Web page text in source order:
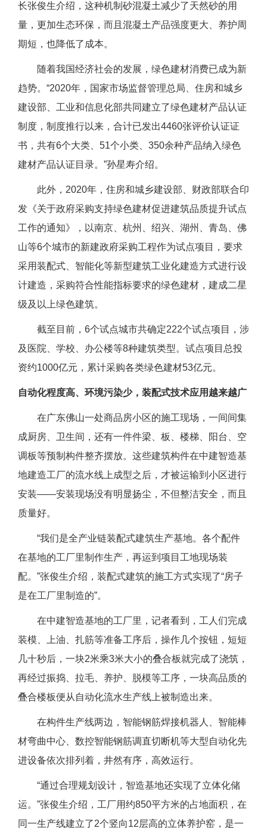
长张俊生介绍，这种机制砂混凝土减少了天然砂的用
量，更加生态环保，而且混凝土产品强度更大、养护周
期短，也降低了成本。
随着我国经济社会的发展，绿色建材消费已成为新
趋势。“2020年，国家市场监督管理总局、住房和城乡
建设部、工业和信息化部共同建立了绿色建材产品认证
制度，制度推行以来，合计已发出4460张评价认证证
书，共有6个大类、51个小类、350余种产品纳入绿色
建材产品认证目录。”孙星寿介绍。
此外，2020年，住房和城乡建设部、财政部联合印
发《关于政府采购支持绿色建材促进建筑品质提升试点
工作的通知》，以南京、杭州、绍兴、湖州、青岛、佛
山等6个城市的新建政府采购工程作为试点项目，要求
采用装配式、智能化等新型建筑工业化建造方式进行设
计建造，采购符合性能指标要求的绿色建材，建成二星
级及以上绿色建筑。
截至目前，6个试点城市共确定222个试点项目，涉
及医院、学校、办公楼等8种建筑类型。试点项目总投
资约1000亿元，累计采购各类绿色建材53亿元。
自动化程度高、环境污染少，装配式技术应用越来越广
在广东佛山一处商品房小区的施工现场，一间间集
成厨房、卫生间，还有一件件梁、板、楼梯、阳台、空
调板等预制构件整齐摆放。这些建筑构件在中建智造基
地建造工厂的流水线上成型之后，才被运输到小区进行
安装——安装现场没有明显扬尘，不但整洁安全，而且
质量好。
“我们是全产业链装配式建筑生产基地。各个配件
在基地的工厂里制作生产，再运到项目工地现场装
配。”张俊生介绍，装配式建筑的施工方式实现了“房子
是在工厂里制造的”。
在中建智造基地的工厂里，记者看到，工人们完成
装模、上油、扎筋等准备工序后，操作几个按钮，短短
几十秒后，一块2米乘3米大小的叠合板就完成了浇筑，
再经过振捣、拉毛、养护、脱模等工序，一块高品质的
叠合楼板便从自动化流水生产线上被制造出来。
在构件生产线两边，智能钢筋焊接机器人、智能棒
材弯曲中心、数控智能钢筋调直切断机等大型自动化先
进设备依次排列着，井然有序，高效运行。
“通过合理规划设计，智造基地还实现了立体化储
运。”张俊生介绍，工厂用约850平方米的占地面积，在
同一生产线建立了2个竖向12层高的立体养护窑，是一